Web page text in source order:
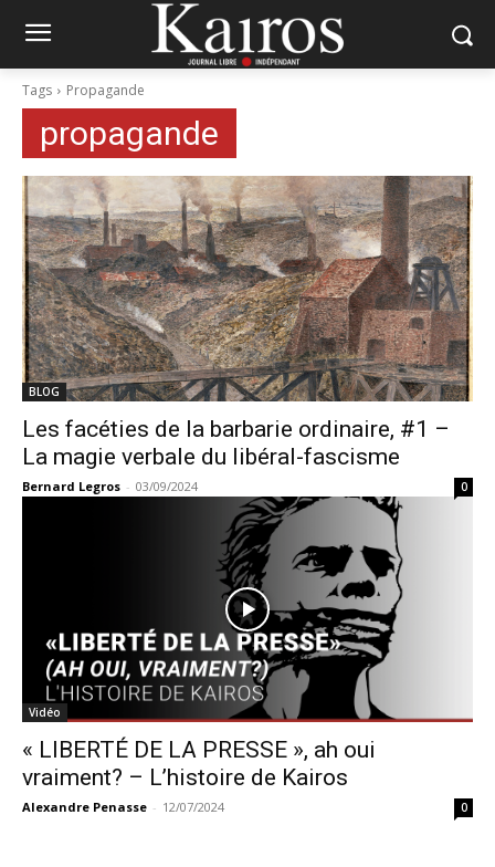
Tags Propagande
propagande
BLOG
Les facéties de la barbarie ordinaire, #1 –
La magie verbale du libéral-fascisme
Bernard Legros - 03/09/2024 0
Vidéo
« LIBERTÉ DE LA PRESSE », ah oui
vraiment? – L’histoire de Kairos
Alexandre Penasse - 12/07/2024 0